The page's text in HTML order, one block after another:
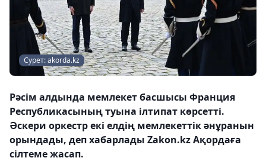
Сурет: akorda.kz
Рәсім алдында мемлекет басшысы Франция
Республикасының туына ілтипат көрсетті.
Әскери оркестр екі елдің мемлекеттік әнұранын
орындады, деп хабарлады Zakon.kz Ақордаға
сілтеме жасап.